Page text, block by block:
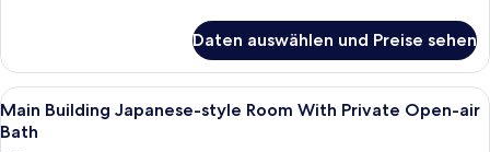
View
Japanese-
style
Room
Wing
With
Bath
With
Daten auswählen und Preise sehen
Alle
Fotos
1
Main Building Japanese-style Room With Private Open-air
Bath